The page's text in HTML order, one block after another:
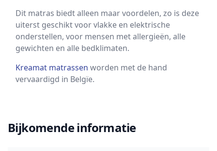
Dit matras biedt alleen maar voordelen, zo is deze
uiterst geschikt voor vlakke en elektrische
onderstellen, voor mensen met allergieën, alle
gewichten en alle bedklimaten.
Kreamat matrassen worden met de hand
vervaardigd in Belgïe.
Bijkomende informatie